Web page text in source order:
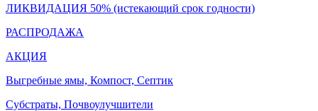
ЛИКВИДАЦИЯ 50% (истекающий срок годности)
РАСПРОДАЖА
АКЦИЯ
Выгребные ямы, Компост, Септик
Субстраты, Почвоулучшители